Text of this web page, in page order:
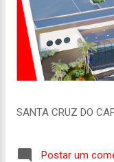
SANTA CRUZ DO
Postar um